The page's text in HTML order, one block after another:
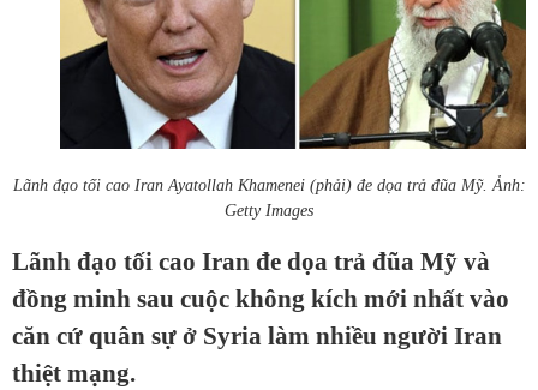
Lãnh đạo tối cao Iran Ayatollah Khamenei (phải) đe dọa trả đũa Mỹ. Ảnh:
Getty Images
Lãnh đạo tối cao Iran đe dọa trả đũa Mỹ và
đồng minh sau cuộc không kích mới nhất vào
căn cứ quân sự ở Syria làm nhiều người Iran
thiệt mạng.